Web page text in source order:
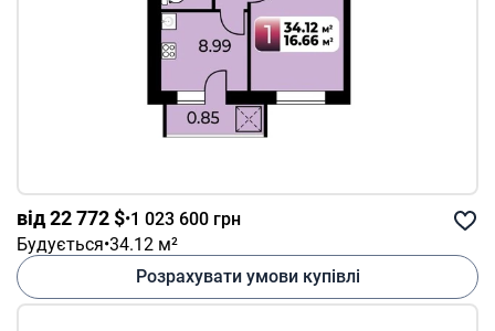
від 22 772 $•1 023 600 грн
Будується•34.12 м²
Розрахувати умови купівлі